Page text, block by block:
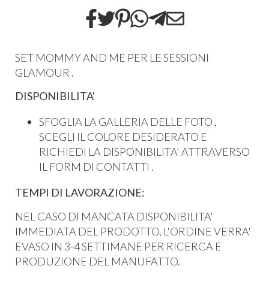
SET MOMMY AND ME PER LE SESSIONI
GLAMOUR .
DISPONIBILITA'
SFOGLIA LA GALLERIA DELLE FOTO ,
SCEGLI IL COLORE DESIDERATO E
RICHIEDI LA DISPONIBILITA' ATTRAVERSO
IL FORM DI CONTATTI .
TEMPI DI LAVORAZIONE:
NEL CASO DI MANCATA DISPONIBILITA'
IMMEDIATA DEL PRODOTTO, L'ORDINE VERRA'
EVASO IN 3-4 SETTIMANE PER RICERCA E
PRODUZIONE DEL MANUFATTO.